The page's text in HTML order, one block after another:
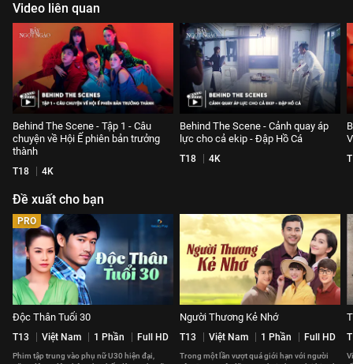
Video liên quan
Behind The Scene - Tập 1 - Câu
chuyện về Hội Ế phiên bản trưởng
thành
T18 4K
Behind The Scene - Cảnh quay áp
lực cho cả ekip - Đập Hồ Cá
T18 4K
Đề xuất cho bạn
PRO
Độc Thân Tuổi 30
T13 Việt Nam 1 Phần Full HD
Phim tập trung vào phụ nữ U30 hiện đại,
Người Thương Kẻ Nhớ
T13 Việt Nam 1 Phần Full HD
Trong một lần vượt quá giới hạn với người